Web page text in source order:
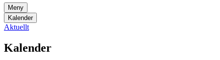
Meny
Kalender
Aktuellt
Kalender